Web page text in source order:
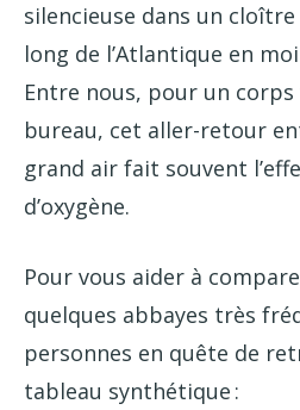
silencieuse dans un
long de l’Atlantique en
Entre nous, pour un
bureau, cet aller-retour
grand air fait souvent
d’oxygène.
Pour vous aider à
quelques abbayes très
personnes en quête de
tableau synthétique :